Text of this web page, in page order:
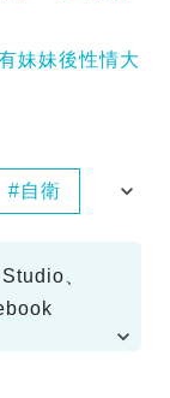
妹妹後性情大
自衛
、